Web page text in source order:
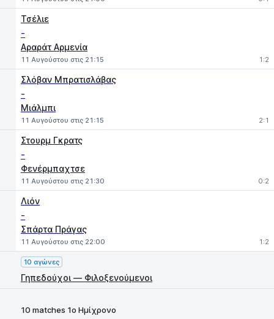
Τσέλιε
-
Αραράτ Αρμενία
11 Αυγούστου στις 21:15 1:2
Σλόβαν Μπρατισλάβας
-
Μιάλμπι
11 Αυγούστου στις 21:15 2:1
Στουρμ Γκρατς
-
Φενέρμπαχτσε
11 Αυγούστου στις 21:30 0:2
Λιόν
-
Σπάρτα Πράγας
11 Αυγούστου στις 22:00 1:2
10 αγώνες
Γηπεδούχοι — Φιλοξενούμενοι
10 matches 1ο Ημίχρονο